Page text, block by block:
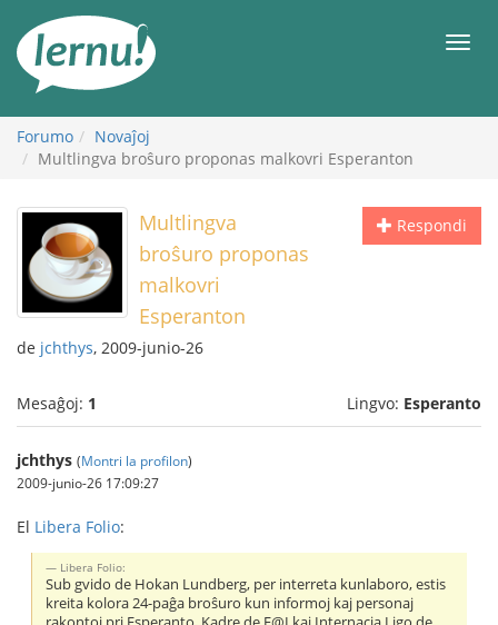
enhavo
Forumo
Novaĵoj
Multlingva broŝuro proponas malkovri Esperanton
Respondi
Multlingva
broŝuro proponas
malkovri
Esperanton
de jchthys, 2009-junio-26
Mesaĝoj: 1 Lingvo: Esperanto
jchthys (Montri la profilon)
2009-junio-26 17:09:27
El Libera Folio:
Libera Folio:
Sub gvido de Hokan Lundberg, per interreta kunlaboro, estis
kreita kolora 24-paĝa broŝuro kun informoj kaj personaj